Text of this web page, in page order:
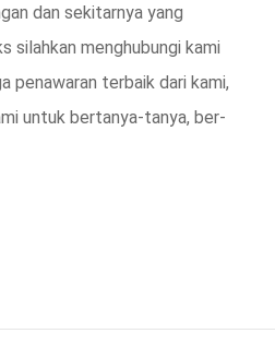
dan sekitarnya yang
silahkan menghubungi kami
penawaran terbaik dari kami,
untuk bertanya-tanya, ber-